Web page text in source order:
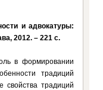
и адвокатуры:
2012. – 221 с.
в формировании
традиций
свойства традиций